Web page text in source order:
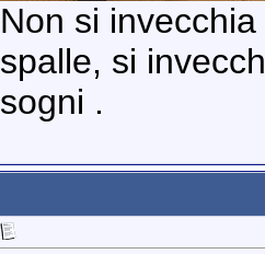
Non si
spalle, si
sogni .